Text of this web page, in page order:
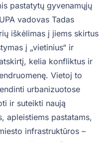
pastatytų gyvenamųjų
vadovas Tadas
iškėlimas į jiems skirtus
į „vietinius“ ir
kelia konfliktus ir
Vietoj to
urbanizuotose
ir suteikti naują
apleistiems pastatams,
infrastruktūros –